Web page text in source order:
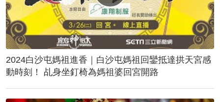
2024白沙屯媽祖進香｜白沙屯媽祖回鑾抵達拱天宮感
動時刻！ 乩身坐釘椅為媽祖婆回宮開路